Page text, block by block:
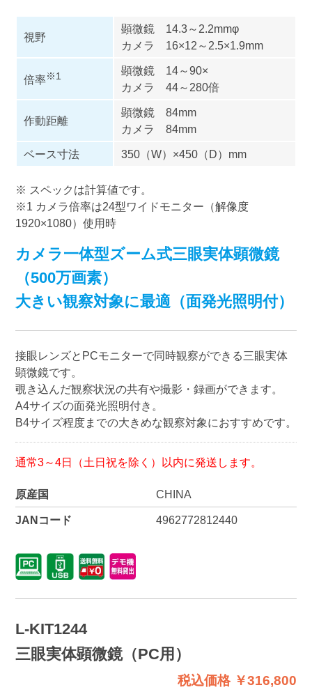
視野
顕微鏡 14.3～2.2mmφ
カメラ 16×12～2.5×1.9mm
倍率※1
顕微鏡 14～90×
カメラ 44～280倍
作動距離
顕微鏡 84mm
カメラ 84mm
ベース寸法
350（W）×450（D）mm
※ スペックは計算値です。
※1 カメラ倍率は24型ワイドモニター（解像度
1920×1080）使用時
カメラ一体型ズーム式三眼実体顕微鏡
（500万画素）
大きい観察対象に最適（面発光照明付）
接眼レンズとPCモニターで同時観察ができる三眼実体
顕微鏡です。
覗き込んだ観察状況の共有や撮影・録画ができます。
A4サイズの面発光照明付き。
B4サイズ程度までの大きめな観察対象におすすめです。
通常3～4日（土日祝を除く）以内に発送します。
原産国 CHINA
JANコード 4962772812440
L-KIT1244
三眼実体顕微鏡（PC用）
税込価格 ￥316,800